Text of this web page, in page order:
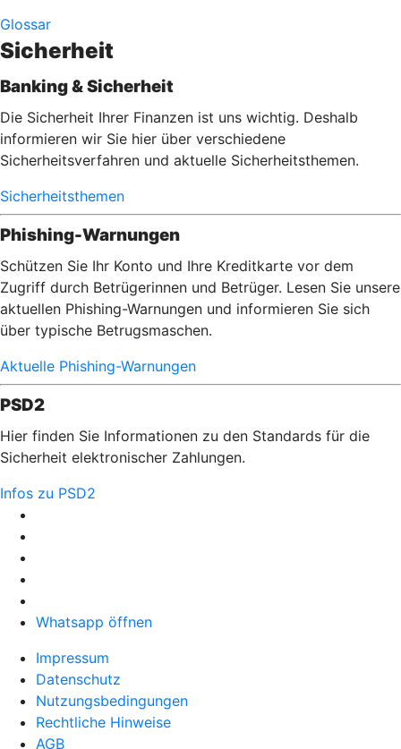
Glossar
Sicherheit
Banking & Sicherheit
Die Sicherheit Ihrer Finanzen ist uns wichtig. Deshalb
informieren wir Sie hier über verschiedene
Sicherheitsverfahren und aktuelle Sicherheitsthemen.
Sicherheitsthemen
Phishing-Warnungen
Schützen Sie Ihr Konto und Ihre Kreditkarte vor dem
Zugriff durch Betrügerinnen und Betrüger. Lesen Sie unsere
aktuellen Phishing-Warnungen und informieren Sie sich
über typische Betrugsmaschen.
Aktuelle Phishing-Warnungen
PSD2
Hier finden Sie Informationen zu den Standards für die
Sicherheit elektronischer Zahlungen.
Infos zu PSD2
Whatsapp öffnen
Impressum
Datenschutz
Nutzungsbedingungen
Rechtliche Hinweise
AGB